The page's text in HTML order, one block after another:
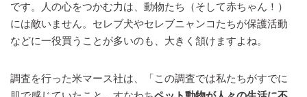
です。人の心をつかむ力は、動物たち（そして赤ちゃん！）
には敵いません。セレブ犬やセレブニャンコたちが保護活動
などに一役買うことが多いのも、大きく頷けますよね。
調査を行った米マース社は、「この調査では私たちがすでに